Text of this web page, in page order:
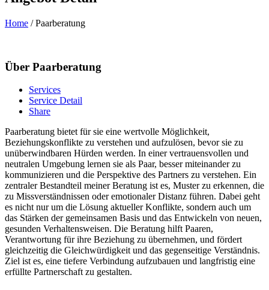
Home / Paarberatung
Über Paarberatung
Services
Service Detail
Share
Paarberatung bietet für sie eine wertvolle Möglichkeit,
Beziehungskonflikte zu verstehen und aufzulösen, bevor sie zu
unüberwindbaren Hürden werden. In einer vertrauensvollen und
neutralen Umgebung lernen sie als Paar, besser miteinander zu
kommunizieren und die Perspektive des Partners zu verstehen. Ein
zentraler Bestandteil meiner Beratung ist es, Muster zu erkennen, die
zu Missverständnissen oder emotionaler Distanz führen. Dabei geht
es nicht nur um die Lösung aktueller Konflikte, sondern auch um
das Stärken der gemeinsamen Basis und das Entwickeln von neuen,
gesunden Verhaltensweisen. Die Beratung hilft Paaren,
Verantwortung für ihre Beziehung zu übernehmen, und fördert
gleichzeitig die Gleichwürdigkeit und das gegenseitige Verständnis.
Ziel ist es, eine tiefere Verbindung aufzubauen und langfristig eine
erfüllte Partnerschaft zu gestalten.